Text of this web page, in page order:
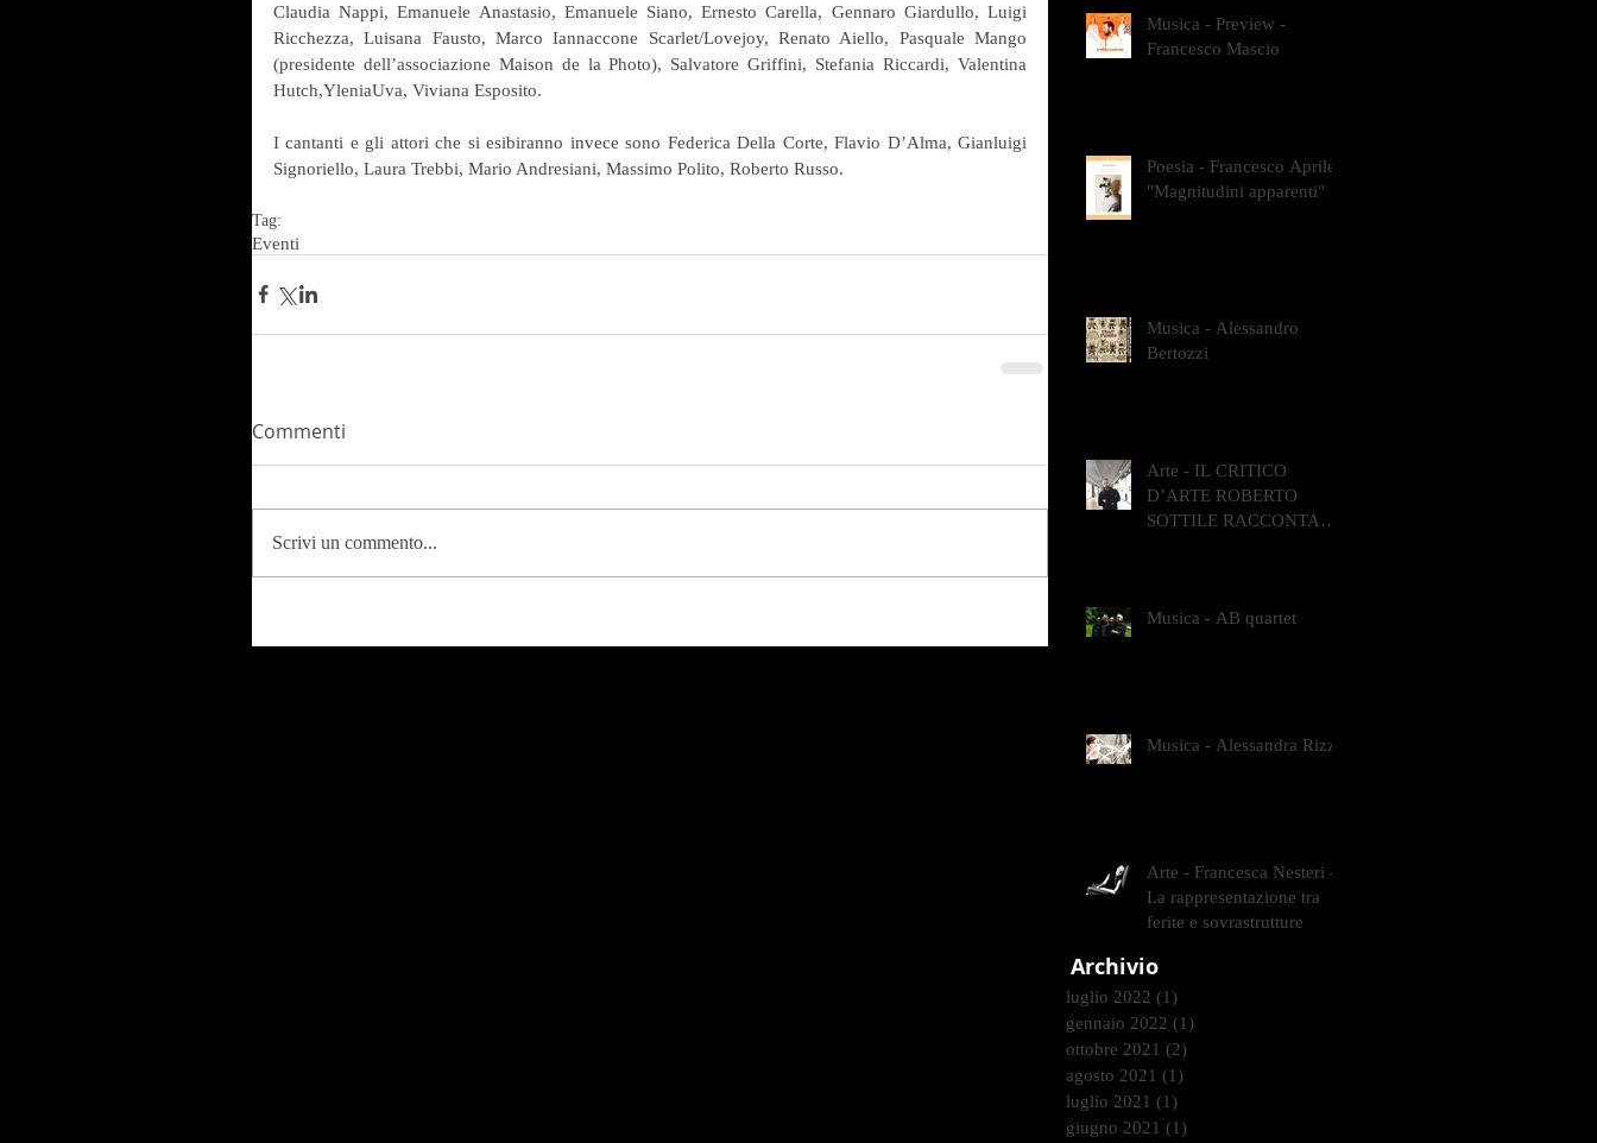
Claudia Nappi, Emanuele Anastasio, Emanuele Siano, Ernesto Carella, Gennaro Giardullo, Luigi
Ricchezza, Luisana Fausto, Marco Iannaccone Scarlet/Lovejoy, Renato Aiello, Pasquale Mango
(presidente dell’associazione Maison de la Photo), Salvatore Griffini, Stefania Riccardi, Valentina
Hutch,YleniaUva, Viviana Esposito.
I cantanti e gli attori che si esibiranno invece sono Federica Della Corte, Flavio D’Alma, Gianluigi
Signoriello, Laura Trebbi, Mario Andresiani, Massimo Polito, Roberto Russo.
Tag:
Eventi
Commenti
Scrivi un commento...
Musica - Preview -
Francesco Mascio
Poesia - Francesco Aprile -
"Magnitudini apparenti"
Musica - Alessandro
Bertozzi
Arte - IL CRITICO
D’ARTE ROBERTO
SOTTILE RACCONTA
Musica - AB quartet
Musica - Alessandra Rizzo
Arte - Francesca Nesteri -
La rappresentazione tra
ferite e sovrastrutture
Archivio
luglio 2022 (1)
gennaio 2022 (1)
ottobre 2021 (2)
agosto 2021 (1)
luglio 2021 (1)
giugno 2021 (1)